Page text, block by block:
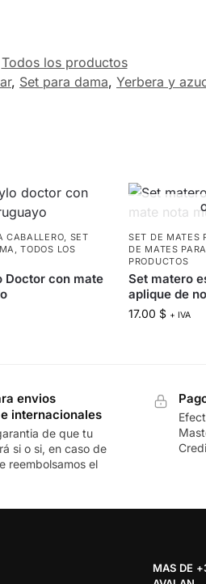
Todos los productos
, Set para dama, Yerbera y
CABALLERO, SET
,TODOS LOS
Doctor con mate
SET DE MATES
DE MATES
PRODUCTOS
Set matero
aplique de
17.00 $ + IVA
envios
internacionales
de que tu
si o si, en caso de
reembolsamos el
MAS DE